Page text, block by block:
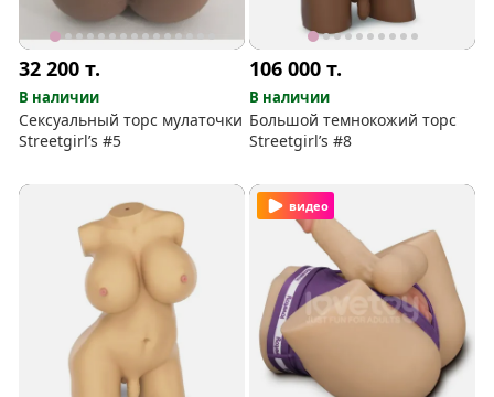
32 200т.
В наличии
Сексуальный торс мулаточки
Streetgirl’s #5
106 000т.
В наличии
Большой темнокожий торс
Streetgirl’s #8
видео